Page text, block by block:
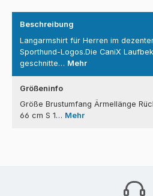
Beschreibung
Langarmshirt für Herren im
Sporthund-Logos.Die CaniX
geschnitte… Mehr
Größeninfo
Größe Brustumfang Ärmellänge
66 cm S 1… Mehr